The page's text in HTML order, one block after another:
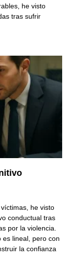
he visto
tras sufrir
he visto
conductual tras
por la violencia.
es lineal, pero con
la confianza